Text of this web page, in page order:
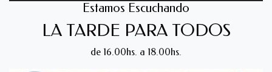
Estamos Escuchando
LA TARDE PARA TODOS
de 16.00hs. a 18.00hs.